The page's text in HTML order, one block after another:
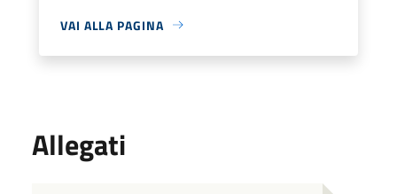
VAI ALLA PAGINA
Allegati